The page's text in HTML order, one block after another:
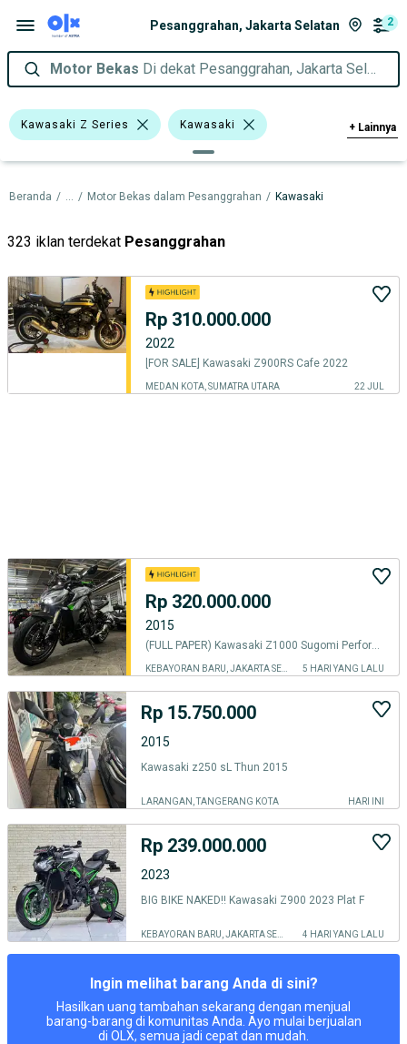
Pesanggrahan, Jakarta Selatan 2
Motor Bekas Di dekat Pesanggrahan, Jakarta Selatan
Kawasaki Z Series Kawasaki
Harga Merek Dan Model Tahun
Tipe Membership
+ Lainnya
Beranda / ... / Motor Bekas dalam Pesanggrahan / Kawasaki
323 iklan terdekat Pesanggrahan
Rp 310.000.000
2022
[FOR SALE] Kawasaki Z900RS Cafe 2022
MEDAN KOTA, SUMATRA UTARA 22 JUL
Rp 320.000.000
2015
(FULL PAPER) Kawasaki Z1000 Sugomi Performance 168HP
5 HARI YANG LALU
Rp 15.750.000
2015
Kawasaki z250 sL Thun 2015
LARANGAN, TANGERANG KOTA HARI INI
Rp 239.000.000
2023
BIG BIKE NAKED‼️ Kawasaki Z900 2023 Plat F
4 HARI YANG LALU
Ingin melihat barang Anda di sini?
Hasilkan uang tambahan sekarang dengan menjual
barang-barang di komunitas Anda. Ayo mulai berjualan
di OLX, semua jadi cepat dan mudah.